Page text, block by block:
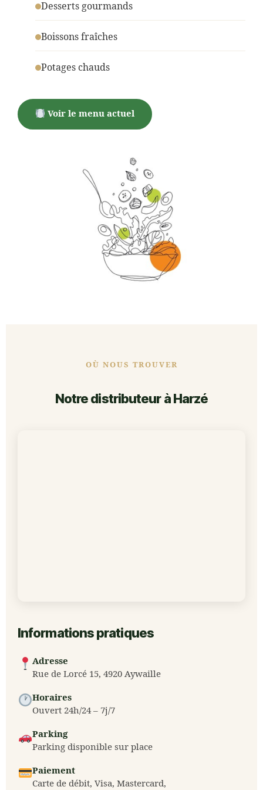
Desserts gourmands
Boissons fraîches
Potages chauds
Voir le menu actuel
OÙ NOUS TROUVER
Notre distributeur à Harzé
Informations pratiques
Adresse
Rue de Lorcé 15, 4920 Aywaille
Horaires
Ouvert 24h/24 – 7j/7
Parking
Parking disponible sur place
Paiement
Carte de débit, Visa, Mastercard,